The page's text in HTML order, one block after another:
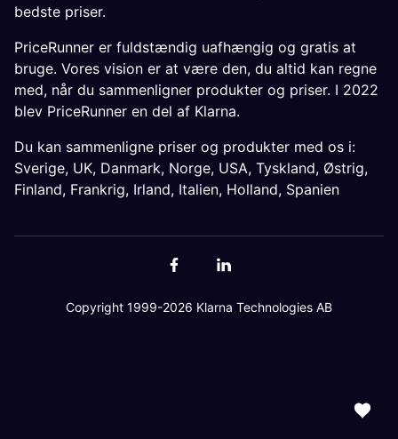
bedste priser.
PriceRunner er fuldstændig uafhængig og gratis at
bruge. Vores vision er at være den, du altid kan regne
med, når du sammenligner produkter og priser. I 2022
blev PriceRunner en del af Klarna.
Du kan sammenligne priser og produkter med os i:
Sverige, UK, Danmark, Norge, USA, Tyskland, Østrig,
Finland, Frankrig, Irland, Italien, Holland, Spanien
Copyright 1999-2026 Klarna Technologies AB